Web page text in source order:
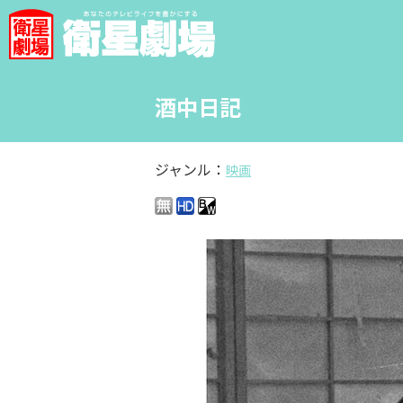
酒中日記
ジャンル： 映画